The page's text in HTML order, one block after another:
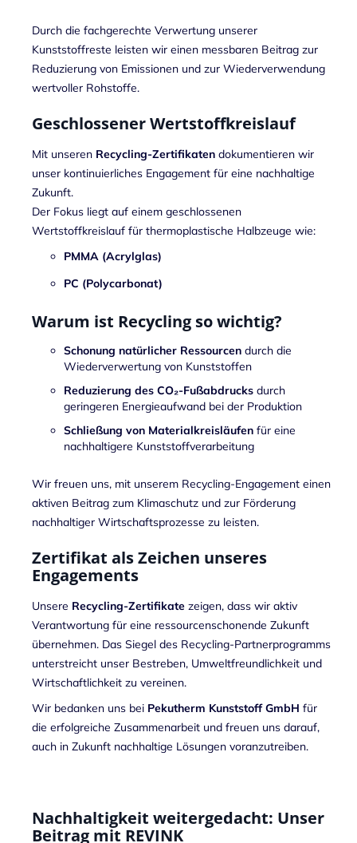
Durch die fachgerechte Verwertung unserer
Kunststoffreste leisten wir einen messbaren Beitrag zur
Reduzierung von Emissionen und zur Wiederverwendung
wertvoller Rohstoffe.
Geschlossener Wertstoffkreislauf
Mit unseren Recycling-Zertifikaten dokumentieren wir
unser kontinuierliches Engagement für eine nachhaltige
Zukunft.
Der Fokus liegt auf einem geschlossenen
Wertstoffkreislauf für thermoplastische Halbzeuge wie:
PMMA (Acrylglas)
PC (Polycarbonat)
Warum ist Recycling so wichtig?
Schonung natürlicher Ressourcen durch die
Wiederverwertung von Kunststoffen
Reduzierung des CO₂-Fußabdrucks durch
geringeren Energieaufwand bei der Produktion
Schließung von Materialkreisläufen für eine
nachhaltigere Kunststoffverarbeitung
Wir freuen uns, mit unserem Recycling-Engagement einen
aktiven Beitrag zum Klimaschutz und zur Förderung
nachhaltiger Wirtschaftsprozesse zu leisten.
Zertifikat als Zeichen unseres
Engagements
Unsere Recycling-Zertifikate zeigen, dass wir aktiv
Verantwortung für eine ressourcenschonende Zukunft
übernehmen. Das Siegel des Recycling-Partnerprogramms
unterstreicht unser Bestreben, Umweltfreundlichkeit und
Wirtschaftlichkeit zu vereinen.
Wir bedanken uns bei Pekutherm Kunststoff GmbH für
die erfolgreiche Zusammenarbeit und freuen uns darauf,
auch in Zukunft nachhaltige Lösungen voranzutreiben.
Nachhaltigkeit weitergedacht: Unser
Beitrag mit REVINK